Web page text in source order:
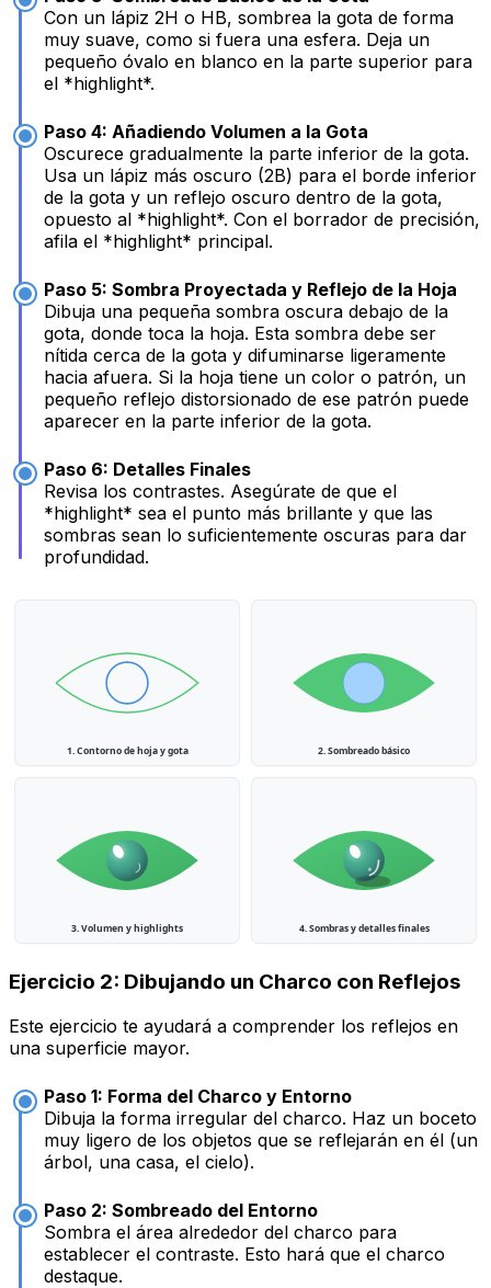
Con un lápiz 2H o HB, sombrea la gota de forma
muy suave, como si fuera una esfera. Deja un
pequeño óvalo en blanco en la parte superior para
el *highlight*.
Paso 4: Añadiendo Volumen a la Gota
Oscurece gradualmente la parte inferior de la gota.
Usa un lápiz más oscuro (2B) para el borde inferior
de la gota y un reflejo oscuro dentro de la gota,
opuesto al *highlight*. Con el borrador de precisión,
afila el *highlight* principal.
Paso 5: Sombra Proyectada y Reflejo de la Hoja
Dibuja una pequeña sombra oscura debajo de la
gota, donde toca la hoja. Esta sombra debe ser
nítida cerca de la gota y difuminarse ligeramente
hacia afuera. Si la hoja tiene un color o patrón, un
pequeño reflejo distorsionado de ese patrón puede
aparecer en la parte inferior de la gota.
Paso 6: Detalles Finales
Revisa los contrastes. Asegúrate de que el
*highlight* sea el punto más brillante y que las
sombras sean lo suficientemente oscuras para dar
profundidad.
1. Contorno de hoja y gota 2. Sombreado básico
3. Volumen y highlights 4. Sombras y detalles finales
Ejercicio 2: Dibujando un Charco con Reflejos
Este ejercicio te ayudará a comprender los reflejos en
una superficie mayor.
Paso 1: Forma del Charco y Entorno
Dibuja la forma irregular del charco. Haz un boceto
muy ligero de los objetos que se reflejarán en él (un
árbol, una casa, el cielo).
Paso 2: Sombreado del Entorno
Sombra el área alrededor del charco para
establecer el contraste. Esto hará que el charco
destaque.